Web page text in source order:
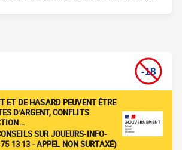
ET DE HASARD PEUVENT ÊTRE
D'ARGENT, CONFLITS
SUR JOUEURS-INFO-
13 13 - APPEL NON SURTAXÉ)